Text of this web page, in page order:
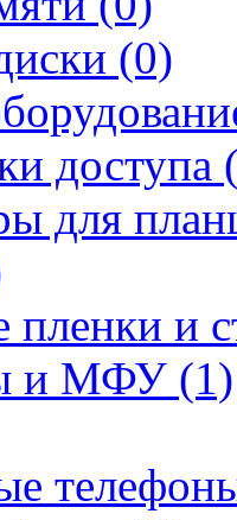
(0)
доступа
для
и
и МФУ (1)